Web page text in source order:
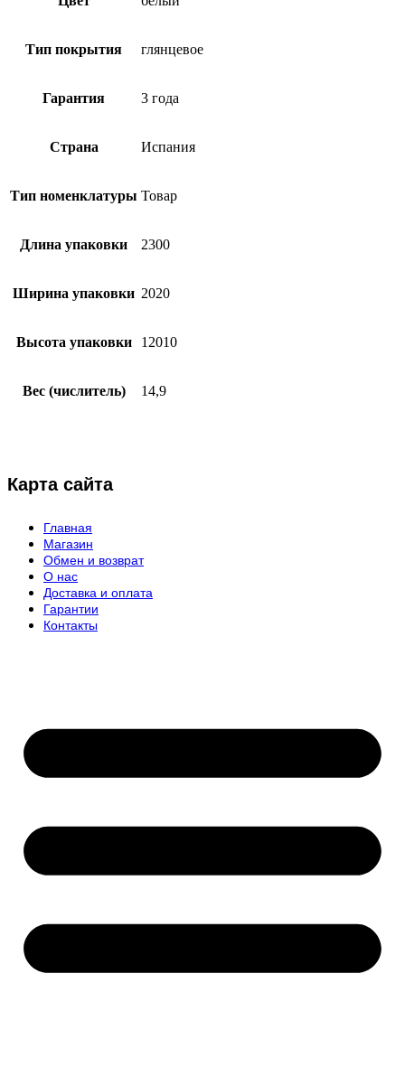
Тип покрытия глянцевое
Гарантия 3 года
Страна Испания
Тип номенклатуры Товар
Длина упаковки 2300
Ширина упаковки 2020
Высота упаковки 12010
Вес (числитель) 14,9
Карта сайта
Главная
Магазин
Обмен и возврат
О нас
Доставка и оплата
Гарантии
Контакты